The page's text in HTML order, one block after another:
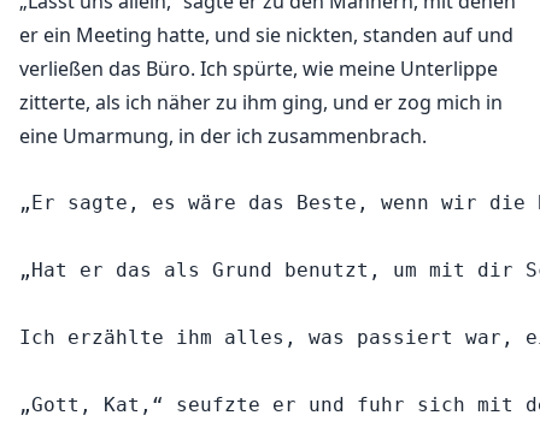
er ein Meeting hatte, und sie nickten, standen auf und
verließen das Büro. Ich spürte, wie meine Unterlippe
zitterte, als ich näher zu ihm ging, und er zog mich in
eine Umarmung, in der ich zusammenbrach.
„Er sagte, es wäre das Beste, wenn wir
„Hat er das als Grund benutzt, um mit dir
Ich erzählte ihm alles, was passiert war,
„Gott, Kat,“ seufzte er und fuhr sich mit